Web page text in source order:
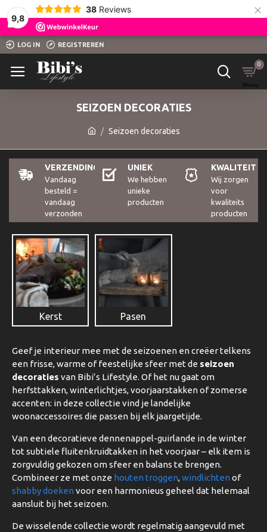
9,8
38 Reviews ×
LOG IN REGISTREREN
0
Seizoen decoraties
SEIZOEN DECORATIES
Geef je interieur mee met de seizoenen en creëer telkens
een frisse, warme of feestelijke sfeer met de seizoen
decoraties van Bibi’s Lifestyle. Of het nu gaat om
herfsttakken, winterlichtjes, voorjaarstakken of zomerse
accenten: in deze collectie vind je landelijke
woonaccessoires die passen bij elk jaargetijde.
Van een decoratieve dennenappel-guirlande in de winter
tot subtiele fluitenkruidtakken in het voorjaar – elk item is
zorgvuldig gekozen om sfeer en balans te brengen.
Combineer ze met onze houten troggen,windlichten of
shabby doeken voor een harmonieus geheel dat helemaal
aansluit bij het seizoen.
De wisselende collectie wordt regelmatig aangevuld met
VERZENDING
Vandaag
besteld =
vandaag
verzonden
UNIEK
We hebben
unieke
producten
KWALITEIT
Wij zorgen
voor
kwaliteits
producten
Kerst Pasen